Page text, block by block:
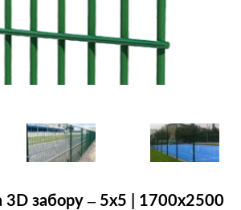
3D забору – 5х5 | 1700х2500